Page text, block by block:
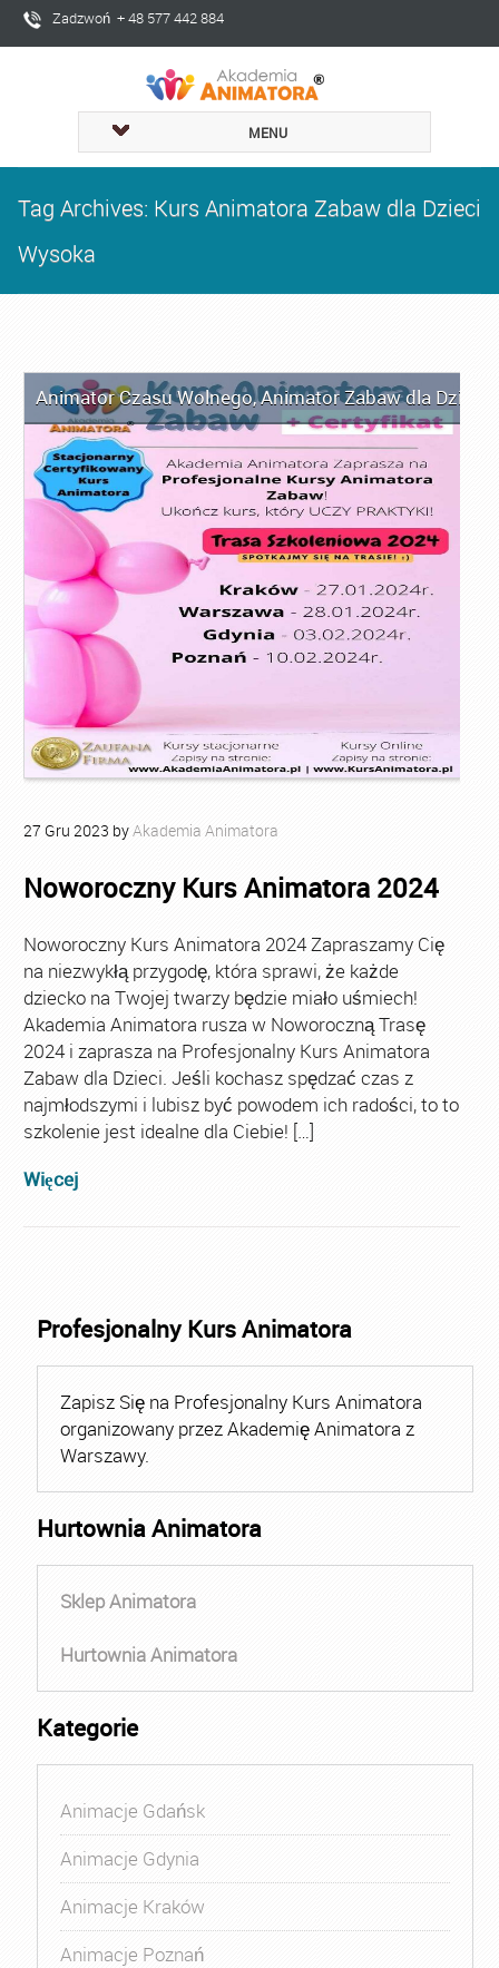
Zadzwoń + 48 577 442 884
MENU
Tag Archives: Kurs Animatora Zabaw dla Dzieci
Wysoka
Animator Czasu Wolnego,Animator Zabaw dla Dzieci
27 Gru 2023 byAkademia Animatora
Noworoczny Kurs Animatora 2024
Noworoczny Kurs Animatora 2024 Zapraszamy Cię
na niezwykłą przygodę, która sprawi, że każde
dziecko na Twojej twarzy będzie miało uśmiech!
Akademia Animatora rusza w Noworoczną Trasę
2024 i zaprasza na Profesjonalny Kurs Animatora
Zabaw dla Dzieci. Jeśli kochasz spędzać czas z
najmłodszymi i lubisz być powodem ich radości, to to
szkolenie jest idealne dla Ciebie! […]
Więcej
Profesjonalny Kurs Animatora
Zapisz Się na Profesjonalny Kurs Animatora
organizowany przez Akademię Animatora z
Warszawy.
Hurtownia Animatora
Sklep Animatora
Hurtownia Animatora
Kategorie
Animacje Gdańsk
Animacje Gdynia
Animacje Kraków
Animacje Poznań